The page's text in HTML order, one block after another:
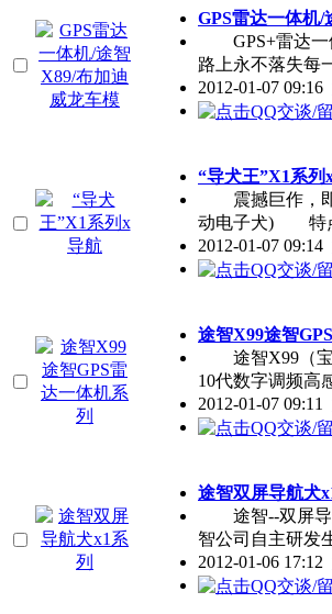
GPS雷达一体机/
GPS+雷达一
路上永不落失
2012-01-07 09:16
“导犬王”X1系列
震撼巨作，
动电子犬) 特
2012-01-07 09:14
途智X99途智
途智X99（宝
10代数字调频高
2012-01-07 09:11
途智双屏导航犬
途智--双屏导
智公司自主研发
2012-01-06 17:12